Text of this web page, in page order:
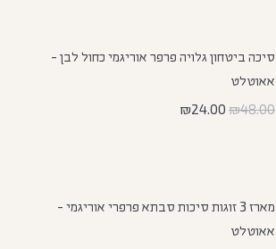
סיכה ביטחון גלויה פרפר אוריגמי כחול לבן -
אאוטלט
₪48.00
₪24.00
מארז 3 זוגות סיכות סבתא פרפרי אוריגמי -
אאוטלט